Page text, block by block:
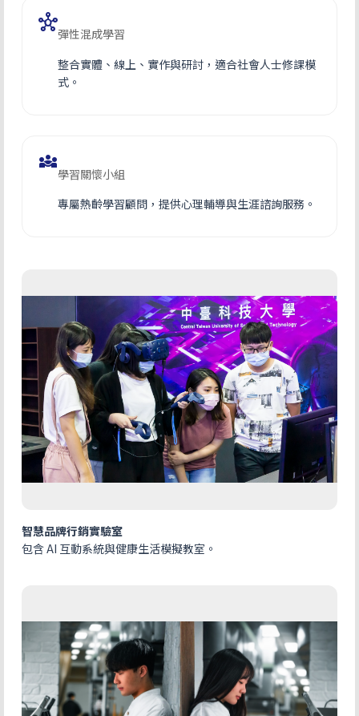
hub
彈性混成學習
整合實體、線上、實作與研討，適合社會人士修課模
式。
diversity_3
學習關懷小組
專屬熱齡學習顧問，提供心理輔導與生涯諮詢服務。
智慧品牌行銷實驗室
包含 AI 互動系統與健康生活模擬教室。